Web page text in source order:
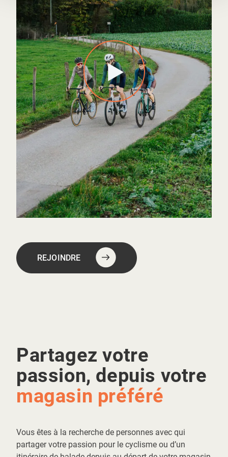
REJOINDRE
Partagez votre
passion, depuis votre
magasin préféré
Vous êtes à la recherche de personnes avec qui
partager votre passion pour le cyclisme ou d’un